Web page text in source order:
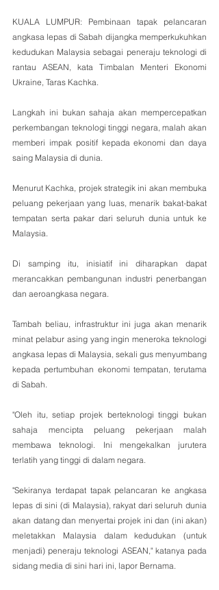
KUALA LUMPUR: Pembinaan tapak pelancaran
angkasa lepas di Sabah dijangka memperkukuhkan
kedudukan Malaysia sebagai peneraju teknologi di
rantau ASEAN, kata Timbalan Menteri Ekonomi
Ukraine, Taras Kachka.
Langkah ini bukan sahaja akan mempercepatkan
perkembangan teknologi tinggi negara, malah akan
memberi impak positif kepada ekonomi dan daya
saing Malaysia di dunia.
Menurut Kachka, projek strategik ini akan membuka
peluang pekerjaan yang luas, menarik bakat-bakat
tempatan serta pakar dari seluruh dunia untuk ke
Malaysia.
Di samping itu, inisiatif ini diharapkan dapat
merancakkan pembangunan industri penerbangan
dan aeroangkasa negara.
Tambah beliau, infrastruktur ini juga akan menarik
minat pelabur asing yang ingin meneroka teknologi
angkasa lepas di Malaysia, sekali gus menyumbang
kepada pertumbuhan ekonomi tempatan, terutama
di Sabah.
"Oleh itu, setiap projek berteknologi tinggi bukan
sahaja mencipta peluang pekerjaan malah
membawa teknologi. Ini mengekalkan jurutera
terlatih yang tinggi di dalam negara.
"Sekiranya terdapat tapak pelancaran ke angkasa
lepas di sini (di Malaysia), rakyat dari seluruh dunia
akan datang dan menyertai projek ini dan (ini akan)
meletakkan Malaysia dalam kedudukan (untuk
menjadi) peneraju teknologi ASEAN," katanya pada
sidang media di sini hari ini, lapor Bernama.